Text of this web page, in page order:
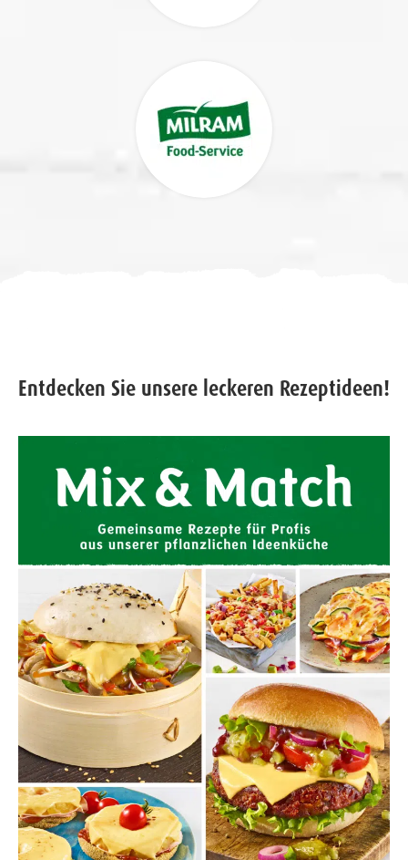
Entdecken Sie unsere leckeren Rezeptideen!